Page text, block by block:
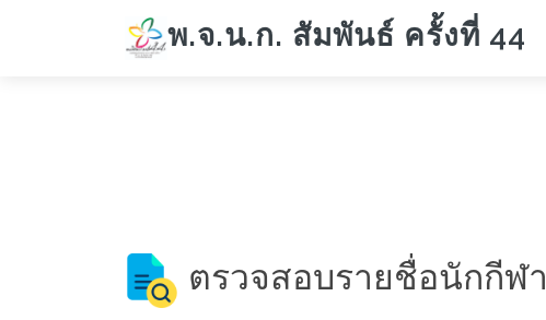
พ.จ.น.ก. สัมพันธ์ ครั้งที่ 44
ตรวจสอบรายชื่อนักกีฬา